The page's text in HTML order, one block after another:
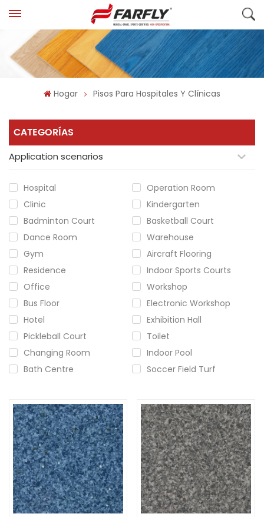
Hogar Pisos Para Hospitales Y Clínicas
CATEGORÍAS
Application scenarios
Hospital
Operation Room
Clinic
Kindergarten
Badminton Court
Basketball Court
Dance Room
Warehouse
Gym
Aircraft Flooring
Residence
Indoor Sports Courts
Office
Workshop
Bus Floor
Electronic Workshop
Hotel
Exhibition Hall
Pickleball Court
Toilet
Changing Room
Indoor Pool
Bath Centre
Soccer Field Turf